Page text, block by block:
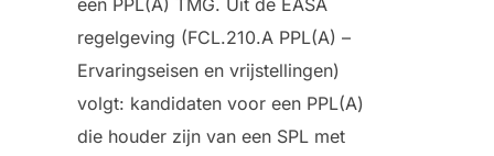
regelgeving (FCL.210.A PPL(A) –
Ervaringseisen en vrijstellingen)
volgt: kandidaten voor een PPL(A)
die houder zijn van een SPL met